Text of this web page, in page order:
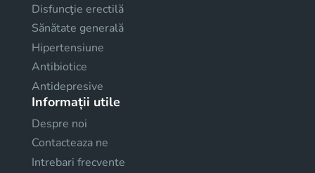
Disfuncţie erectilă
Sănătate generală
Hipertensiune
Antibiotice
Antidepresive
Informații utile
Despre noi
Contacteaza ne
Intrebari frecvente